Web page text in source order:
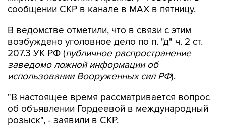
В ведомстве отметили, что в связи с этим
207.3 УК РФ ( публичное распространение
заведомо ложной информации об
использовании Вооруженных сил РФ).
"В настоящее время рассматривается вопрос
розыск", - заявили в СКР.
По данным открытых источников, Гордеева